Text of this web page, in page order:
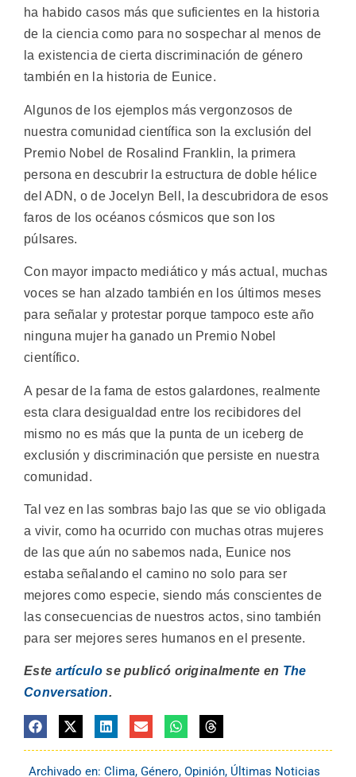
ha habido casos más que suficientes en la historia
de la ciencia como para no sospechar al menos de
la existencia de cierta discriminación de género
también en la historia de Eunice.
Algunos de los ejemplos más vergonzosos de
nuestra comunidad científica son la exclusión del
Premio Nobel de Rosalind Franklin, la primera
persona en descubrir la estructura de doble hélice
del ADN, o de Jocelyn Bell, la descubridora de esos
faros de los océanos cósmicos que son los
púlsares.
Con mayor impacto mediático y más actual, muchas
voces se han alzado también en los últimos meses
para señalar y protestar porque tampoco este año
ninguna mujer ha ganado un Premio Nobel
científico.
A pesar de la fama de estos galardones, realmente
esta clara desigualdad entre los recibidores del
mismo no es más que la punta de un iceberg de
exclusión y discriminación que persiste en nuestra
comunidad.
Tal vez en las sombras bajo las que se vio obligada
a vivir, como ha ocurrido con muchas otras mujeres
de las que aún no sabemos nada, Eunice nos
estaba señalando el camino no solo para ser
mejores como especie, siendo más conscientes de
las consecuencias de nuestros actos, sino también
para ser mejores seres humanos en el presente.
Este artículose publicó originalmente en The
Conversation.
Archivado en: Clima, Género, Opinión, Últimas Noticias